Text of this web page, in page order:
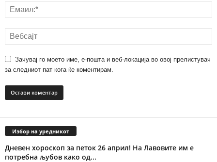
Зачувај го моето име, е-пошта и веб-локација во овој прелистувач
за следниот пат кога ќе коментирам.
Избор на уредникот
Дневен хороскоп за петок 26 април! На Лавовите им е
потребна љубов како од...